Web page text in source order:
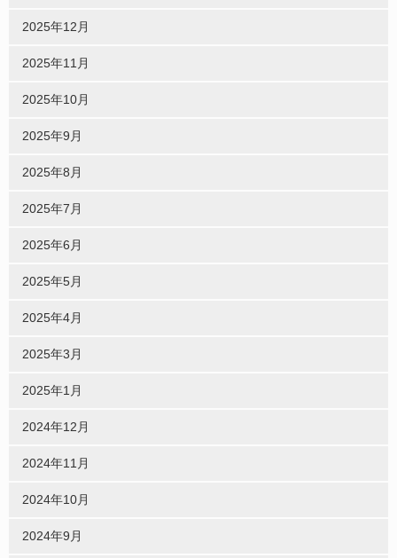
2025年12月
2025年11月
2025年10月
2025年9月
2025年8月
2025年7月
2025年6月
2025年5月
2025年4月
2025年3月
2025年1月
2024年12月
2024年11月
2024年10月
2024年9月